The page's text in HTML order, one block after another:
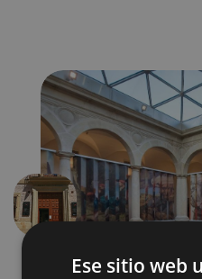
Précédent
Ese sitio web